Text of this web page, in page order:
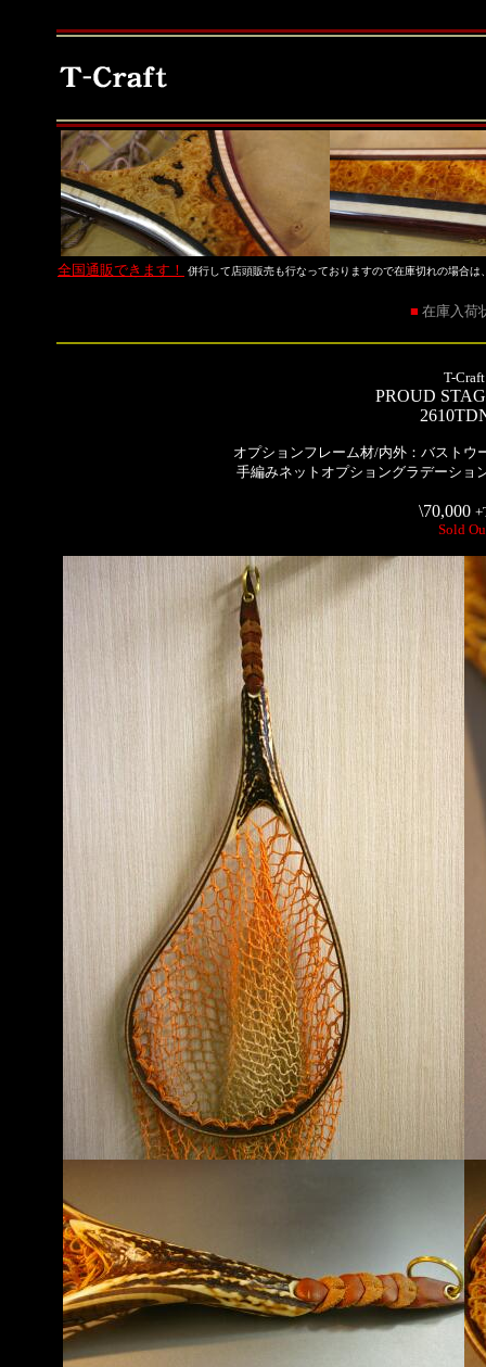
全国通販できます！ 併行して店頭販売も行なっておりますので在庫切れの場合は
■ 在庫入荷
T-Craft
PROUD
オプションフレーム材/内外：バストウ
手編みネットオプショングラデーショ
\70,000
Sold